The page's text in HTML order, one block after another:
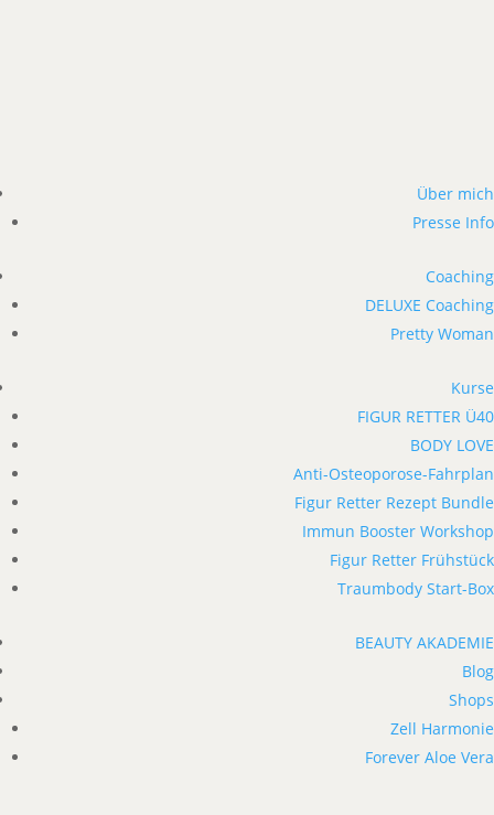
Über mich
Presse Info
Coaching
DELUXE Coaching
Pretty Woman
Kurse
FIGUR RETTER Ü40
BODY LOVE
Anti-Osteoporose-Fahrplan
Figur Retter Rezept Bundle
Immun Booster Workshop
Figur Retter Frühstück
Traumbody Start-Box
BEAUTY AKADEMIE
Blog
Shops
Zell Harmonie
Forever Aloe Vera